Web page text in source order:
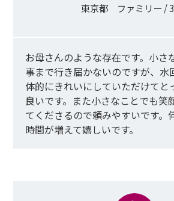
東京都 ファミリー /
お母さんのような存在です。小さ
事まで行き届かないのですが、水
体的にきれいにしていただけてと
良いです。また小さなことでも笑
てくださるので頼みやすいです。
時間が増えて嬉しいです。